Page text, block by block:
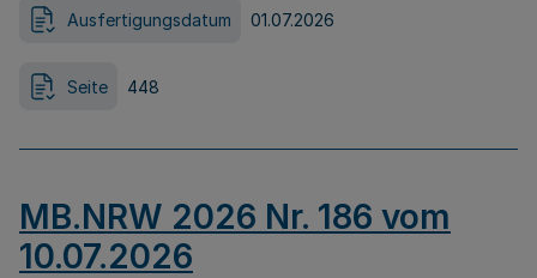
Ausfertigungsdatum 01.07.2026
Seite 448
MB.NRW 2026 Nr. 186 vom
10.07.2026